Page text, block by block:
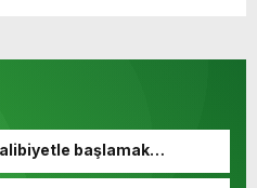
başlamak